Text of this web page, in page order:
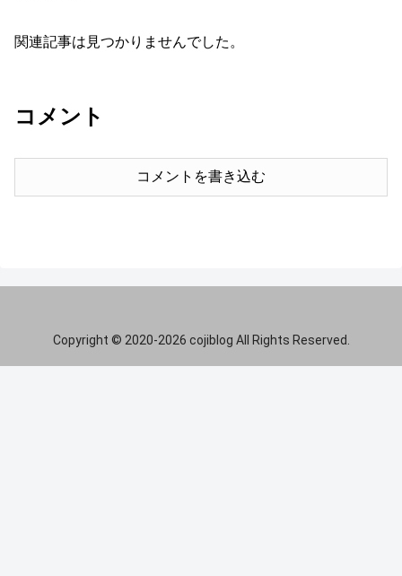
関連記事は見つかりませんでした。
コメント
コメントを書き込む
Copyright © 2020-2026 cojiblog All Rights Reserved.